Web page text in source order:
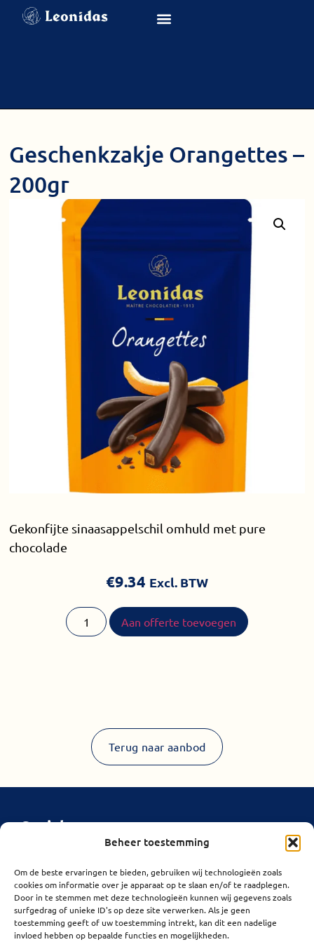
Beheer toestemming
Om de beste ervaringen te bieden, gebruiken wij technologieën zoals
cookies om informatie over je apparaat op te slaan en/of te raadplegen.
Door in te stemmen met deze technologieën kunnen wij gegevens zoals
surfgedrag of unieke ID's op deze site verwerken. Als je geen
toestemming geeft of uw toestemming intrekt, kan dit een nadelige
invloed hebben op bepaalde functies en mogelijkheden.
Geschenkzakje Orangettes –
200gr
Gekonfijte sinaasappelschil omhuld met pure
chocolade
€9.34 Excl. BTW
Aan offerte toevoegen
Terug naar aanbod
Adres
Sint-jansplein
1
2550 Kontich
Socials
Maandag
13:00–
18:00
Dinsdag Gesloten
Woensdag
09:30–
Privacybeleid
Cookiebeleid